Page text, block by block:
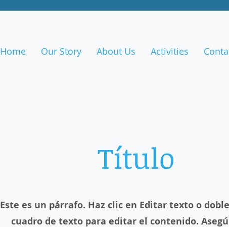
Home Our Story About Us Activities
Título
Este es un párrafo. Haz clic en Editar texto o
cuadro de texto para editar el contenido.